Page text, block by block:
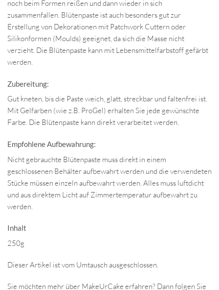
noch beim Formen reißen und dann wieder in sich
zusammenfallen. Blütenpaste ist auch besonders gut zur
Erstellung von Dekorationen mit Patchwork Cuttern oder
Silikonformen (Moulds) geeignet, da sich die Masse nicht
verzieht. Die Blütenpaste kann mit Lebensmittelfarbstoff gefärbt
werden.
Zubereitung:
Gut kneten, bis die Paste weich, glatt, streckbar und faltenfrei ist.
Mit Gelfarben (wie z.B. ProGel) erhalten Sie jede gewünschte
Farbe. Die Blütenpaste kann direkt verarbeitet werden.
Empfohlene Aufbewahrung:
Nicht gebrauchte Blütenpaste muss direkt in einem
geschlossenen Behälter aufbewahrt werden und die verwendeten
Stücke müssen einzeln aufbewahrt werden. Alles muss luftdicht
und aus direktem Licht auf Zimmertemperatur aufbewahrt zu
werden.
Inhalt
250g
Dieser Artikel ist vom Umtausch ausgeschlossen.
Sie möchten mehr über MakeUrCake erfahren? Dann folgen Sie